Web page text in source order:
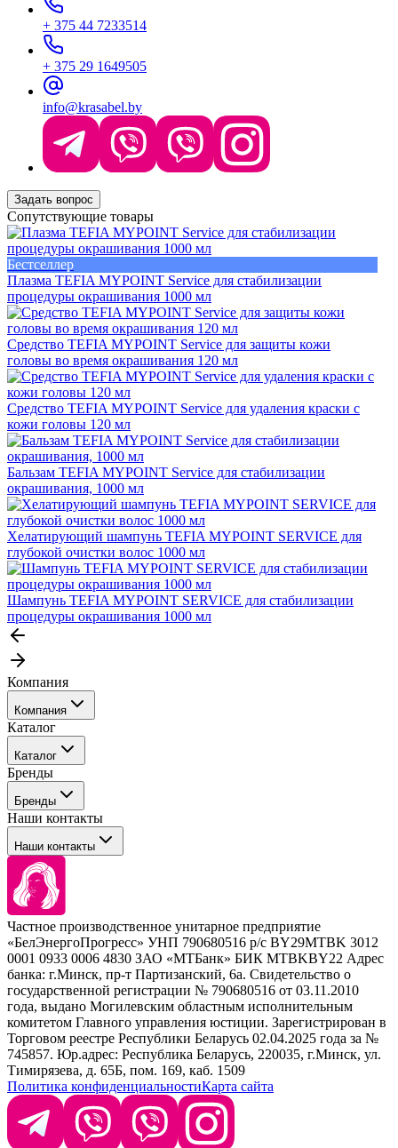
+ 375 44 7233514
+ 375 29 1649505
info@krasabel.by
Задать вопрос
Сопутствующие товары
Бестселлер
Плазма TEFIA MYPOINT Service для стабилизации
процедуры окрашивания 1000 мл
Средство TEFIA MYPOINT Service для защиты кожи
головы во время окрашивания 120 мл
Средство TEFIA MYPOINT Service для удаления краски с
кожи головы 120 мл
Бальзам TEFIA MYPOINT Service для стабилизации
окрашивания, 1000 мл
Хелатирующий шампунь TEFIA MYPOINT SERVICE для
глубокой очистки волос 1000 мл
Шампунь TEFIA MYPOINT SERVICE для стабилизации
процедуры окрашивания 1000 мл
Компания
Компания
События
Покупателю
Каталог
Каталог
Профессиональные средства для окрашивания волос
Сервисные средства
Уход
Стайлинг
Брови и ресницы
Барберинг
Наборы
Расходные материалы
Бренды
Бренды
Tefia
Concept
Kezy
Barex
Sim Sensitive
Kebren
Selective Professional
White Line
Наши контакты
Наши контакты
+ 375 44 7233514
+ 375 29 1649505
info@krasabel.by
Офис: г. Минск, ул. Тимирязева 65Б, офис 1509
Склад: г. Минск, ул. Домбровская, 15
Время работы: пн–чт 9:00–17:30, пт 9:00–17:00
Частное производственное унитарное предприятие
«БелЭнергоПрогресс» УНП 790680516 р/с BY29MTBK 3012
0001 0933 0006 4830 ЗАО «МТБанк» БИК MTBKBY22 Адрес
банка: г.Минск, пр-т Партизанский, 6а. Свидетельство о
государственной регистрации № 790680516 от 03.11.2010
года, выдано Могилевским областным исполнительным
комитетом Главного управления юстиции. Зарегистрирован в
Торговом реестре Республики Беларусь 02.04.2025 года за №
745857. Юр.адрес: Республика Беларусь, 220035, г.Минск, ул.
Тимирязева, д. 65Б, пом. 169, каб. 1509
Политика конфиденциальностиКарта сайта